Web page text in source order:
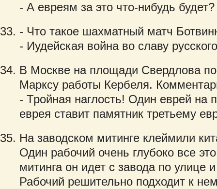
- А евреям за это что-нибудь будет?
- Что такое шахматный матч
- Иудейская война во славу
В Москве на площади Свердлова
Марксу работы Кербеля.
- Тройная наглость! Один еврей на
еврея ставит памятник третьему
На заводском митинге клеймили
Один рабочий очень глубоко все
митинга он идет с завода по улице
Рабочий решительно подходит к